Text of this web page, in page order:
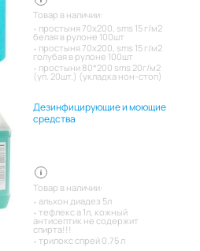
Товар в наличии:
простыня 70х200, sms 15 г/м2
белая в рулоне 100шт
простыня 70х200, sms 15 г/м2
голубая в рулоне 100шт
простыни 80*200 sms 20г/м2
(уп. 20шт.) (укладка нон-стоп)
Дезинфицирующие и моющие
средства
Товар в наличии:
альхон диадез 5л
тефлекс а 1л, кожный
антисептик не содержит
спирта!!!
трилокс спрей 0.75 л